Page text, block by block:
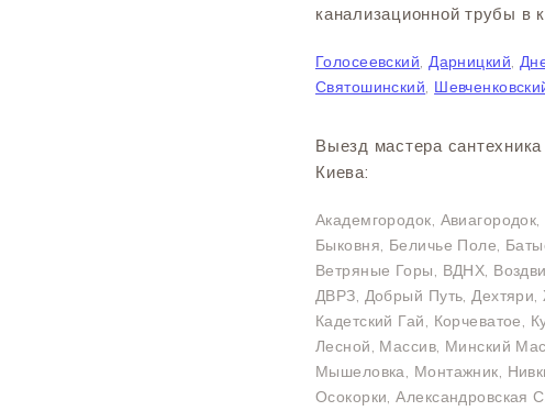
канализационной трубы в
Голосеевский,Дарницкий,
Святошинский,
Выезд мастера
Киева:
Академгородок,
Быковня, Беличье Поле,
Ветряные Горы, ВДНХ,
ДВРЗ, Добрый Путь,
Кадетский Гай, Корчеватое,
Лесной, Массив, Минский
Мышеловка, Монтажник,
Осокорки, Александровская